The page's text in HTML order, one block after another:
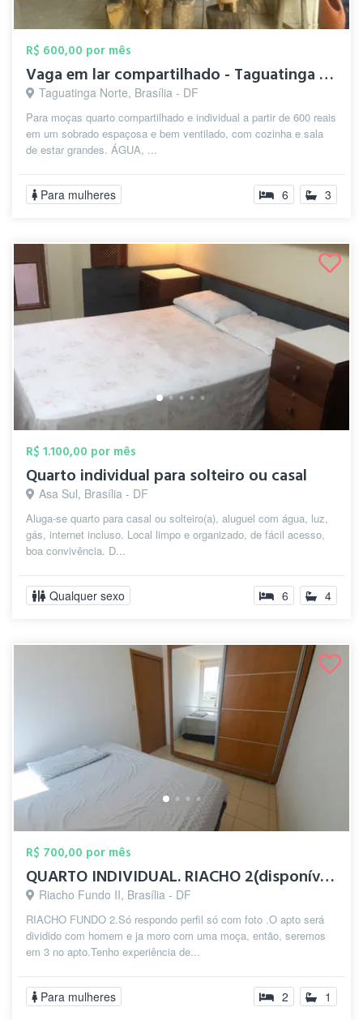
R$ 600,00 por mês
Vaga em lar compartilhado - Taguatinga n...
Taguatinga Norte, Brasília - DF
Para moças quarto compartilhado e individual a partir de 600 reais
em um sobrado espaçosa e bem ventilado, com cozinha e sala
de estar grandes. ÁGUA, ...
Para mulheres 6 3
R$ 1.100,00 por mês
Quarto individual para solteiro ou casal
Asa Sul, Brasília - DF
Aluga-se quarto para casal ou solteiro(a), aluguel com água, luz,
gás, internet incluso. Local limpo e organizado, de fácil acesso,
boa convivência. D...
Qualquer sexo 6 4
R$ 700,00 por mês
QUARTO INDIVIDUAL. RIACHO 2(disponível 1...
Riacho Fundo II, Brasília - DF
RIACHO FUNDO 2.Só respondo perfil só com foto .O apto será
dividido com homem e ja moro com uma moça, então, seremos
em 3 no apto.Tenho experiência de...
Para mulheres 2 1